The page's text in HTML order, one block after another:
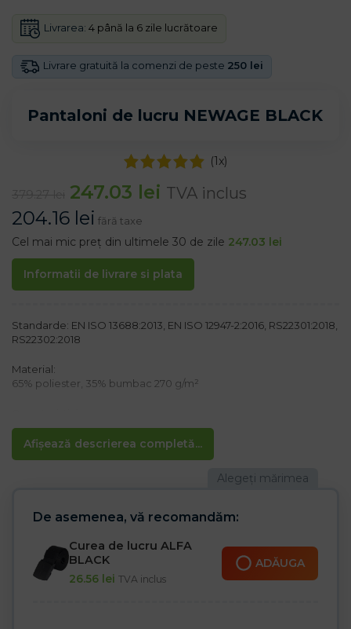
Pantaloni de lucru NEWAGE BLACK
Livrare gratuită la comenzi de peste 250 lei
Livrarea: 4 până la 6 zile lucrătoare
(1x)
247.03 lei TVA inclus
204.16 lei fără taxe
Cel mai mic preț din ultimele 30 de zile 247.03 lei
Informatii de livrare si plata
Afișează descrierea completă...
Standarde: EN ISO 13688:2013, EN ISO 12947-2:2016, RS22301:2018,
RS22302:2018
Material:
65% poliester, 35% bumbac 270 g/m²
– Fabricat din material CANVAS de calitate
– Elemente reflectorizante pentru o vizibilitate mai bună
– Patru buzunare laterale, inclusiv unul cu fermoar
– Buzunare la pantaloni, inclusiv buzunare pentru telefonul mobil
– Buzunare pe genunchi pentru genunchiere
– durabilitate sporită datorită utilizării inserțiilor Cordură
De asemenea, vă recomandăm:
Curea de lucru ALFA
BLACK
26.56 lei TVA inclus
ADĂUGA